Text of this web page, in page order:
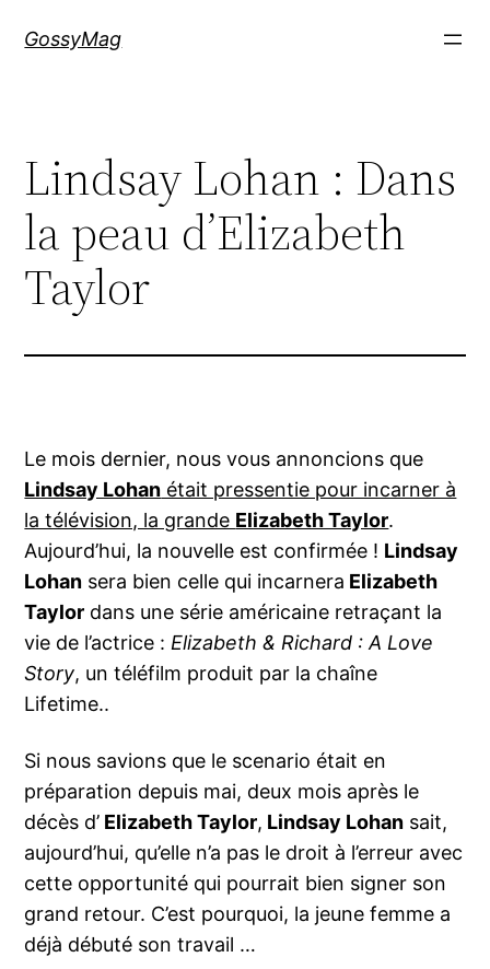
GossyMag
Lindsay Lohan : Dans
la peau d’Elizabeth
Taylor
Le mois dernier, nous vous annoncions que
Lindsay Lohan était pressentie pour incarner à
la télévision, la grande Elizabeth Taylor.
Aujourd’hui, la nouvelle est confirmée ! Lindsay
Lohan sera bien celle qui incarnera Elizabeth
Taylor dans une série américaine retraçant la
vie de l’actrice :Elizabeth & Richard : A Love
Story, un téléfilm produit par la chaîne
Lifetime..
Si nous savions que le scenario était en
préparation depuis mai, deux mois après le
décès d’ Elizabeth Taylor, Lindsay Lohan sait,
aujourd’hui, qu’elle n’a pas le droit à l’erreur avec
cette opportunité qui pourrait bien signer son
grand retour. C’est pourquoi, la jeune femme a
déjà débuté son travail …